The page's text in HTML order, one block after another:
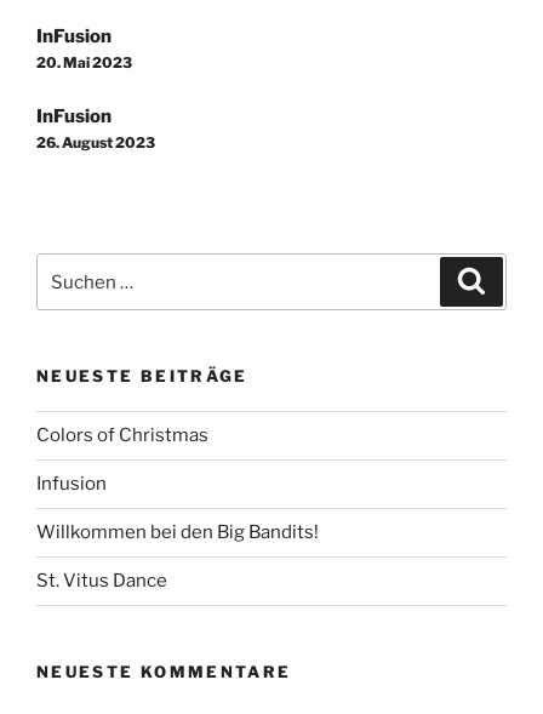
InFusion
20. Mai 2023
InFusion
26. August 2023
nach:
NEUESTE BEITRÄGE
Colors of Christmas
Infusion
Willkommen bei den Big Bandits!
St. Vitus Dance
NEUESTE KOMMENTARE